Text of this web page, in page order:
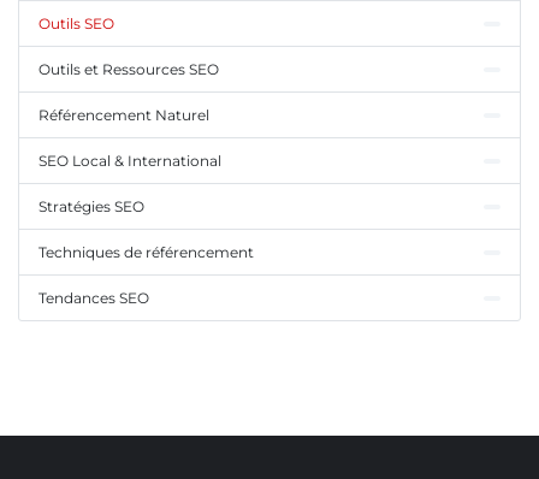
Outils SEO
Outils et Ressources SEO
Référencement Naturel
SEO Local & International
Stratégies SEO
Techniques de référencement
Tendances SEO